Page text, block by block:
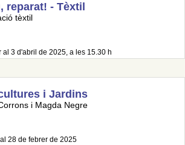
reparat! - Tèxtil
tèxtil
al 3 d'abril de 2025, a les 15.30 h
i Jardins
i Magda Negre
28 de febrer de 2025